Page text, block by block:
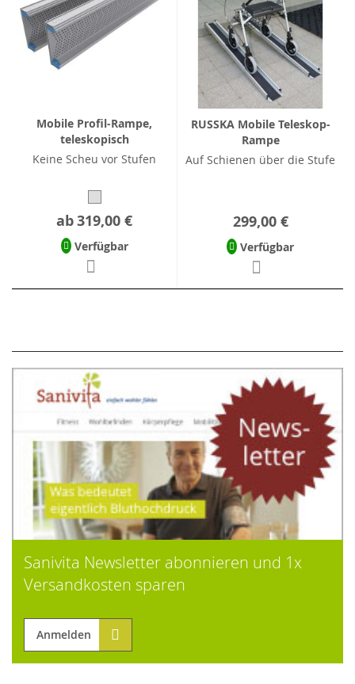
Mobile Profil-Rampe,
teleskopisch
Keine Scheu vor Stufen
ab319,00 €
Verfügbar
RUSSKA Mobile Teleskop-
Rampe
Auf Schienen über die Stufe
299,00 €
Verfügbar
Sanivita Newsletter abonnieren und 1x
Versandkosten sparen
Anmelden